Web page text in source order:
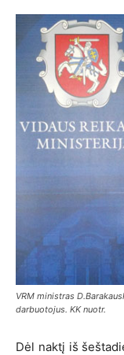
VRM ministras
darbuotojus. KK nuotr.
Dėl naktį iš